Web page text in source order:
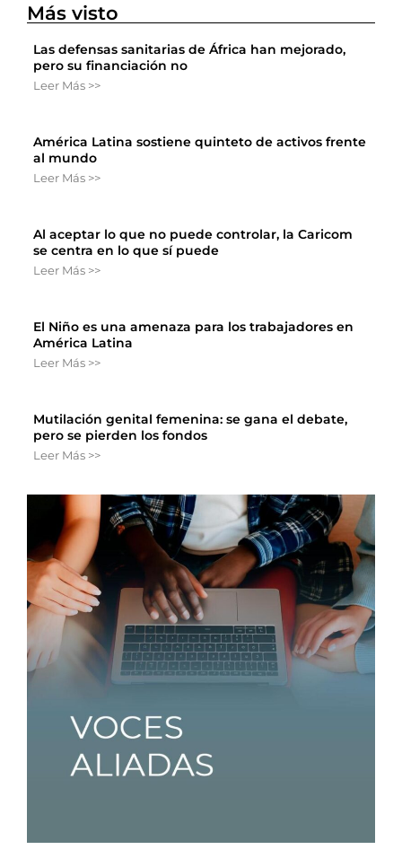
Más visto
Las defensas sanitarias de África han mejorado,
pero su financiación no
Leer Más >>
América Latina sostiene quinteto de activos frente
al mundo
Leer Más >>
Al aceptar lo que no puede controlar, la Caricom
se centra en lo que sí puede
Leer Más >>
El Niño es una amenaza para los trabajadores en
América Latina
Leer Más >>
Mutilación genital femenina: se gana el debate,
pero se pierden los fondos
Leer Más >>